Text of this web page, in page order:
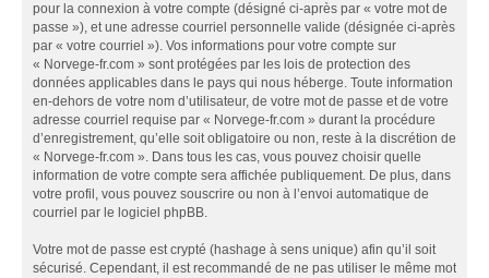
pour la connexion à votre compte (désigné ci-après par « votre mot de
passe »), et une adresse courriel personnelle valide (désignée ci-après
par « votre courriel »). Vos informations pour votre compte sur
« Norvege-fr.com » sont protégées par les lois de protection des
données applicables dans le pays qui nous héberge. Toute information
en-dehors de votre nom d’utilisateur, de votre mot de passe et de votre
adresse courriel requise par « Norvege-fr.com » durant la procédure
d’enregistrement, qu’elle soit obligatoire ou non, reste à la discrétion de
« Norvege-fr.com ». Dans tous les cas, vous pouvez choisir quelle
information de votre compte sera affichée publiquement. De plus, dans
votre profil, vous pouvez souscrire ou non à l’envoi automatique de
courriel par le logiciel phpBB.
Votre mot de passe est crypté (hashage à sens unique) afin qu’il soit
sécurisé. Cependant, il est recommandé de ne pas utiliser le même mot